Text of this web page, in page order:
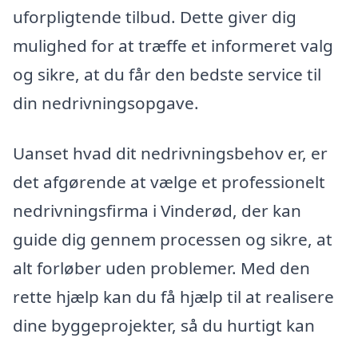
uforpligtende tilbud. Dette giver dig
mulighed for at træffe et informeret valg
og sikre, at du får den bedste service til
din nedrivningsopgave.
Uanset hvad dit nedrivningsbehov er, er
det afgørende at vælge et professionelt
nedrivningsfirma i Vinderød, der kan
guide dig gennem processen og sikre, at
alt forløber uden problemer. Med den
rette hjælp kan du få hjælp til at realisere
dine byggeprojekter, så du hurtigt kan